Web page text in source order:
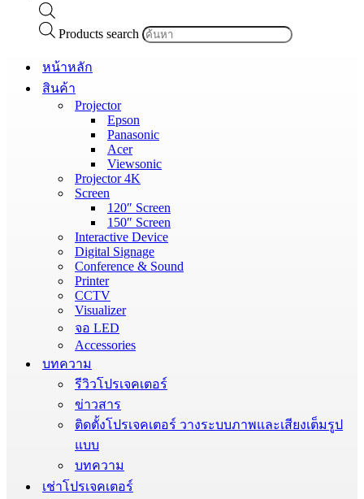
Products search
หน้าหลัก
สินค้า
Projector
Epson
Panasonic
Acer
Viewsonic
Projector 4K
Screen
120″ Screen
150″ Screen
Interactive Device
Digital Signage
Conference & Sound
Printer
CCTV
Visualizer
จอ LED
Accessories
บทความ
รีวิวโปรเจคเตอร์
ข่าวสาร
ติดตั้งโปรเจคเตอร์ วางระบบภาพและเสียงเต็มรูป
แบบ
บทความ
เช่าโปรเจคเตอร์